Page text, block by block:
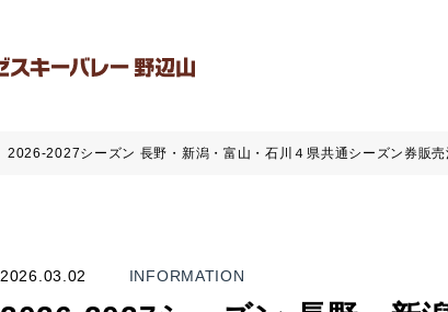
2026-2027シーズン 長野・新潟・富山・石川４県共通シーズン券販売
2026.03.02 INFORMATION